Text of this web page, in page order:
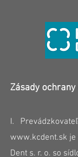
Zásady
I.
www.kcdent.sk
Dent s. r. o. so